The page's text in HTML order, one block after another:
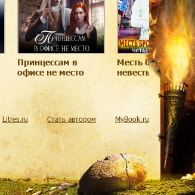
Принцессам в
офисе не место
Месть брошенной
невесты
Litres.ru Стать автором MyBook.ru